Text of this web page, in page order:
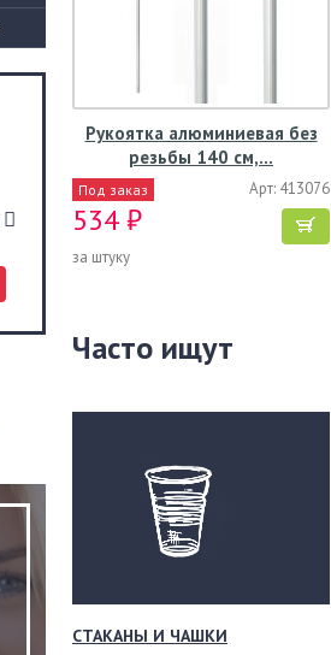
Рукоятка алюминиевая без
резьбы 140 см,…
Под заказ Арт: 413076
534 ₽
за штуку
Часто ищут
СТАКАНЫ И ЧАШКИ